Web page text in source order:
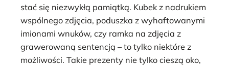
stać się niezwykłą pamiątką. Kubek z nadrukiem
wspólnego zdjęcia, poduszka z wyhaftowanymi
imionami wnuków, czy ramka na zdjęcia z
grawerowaną sentencją – to tylko niektóre z
możliwości. Takie prezenty nie tylko cieszą oko,